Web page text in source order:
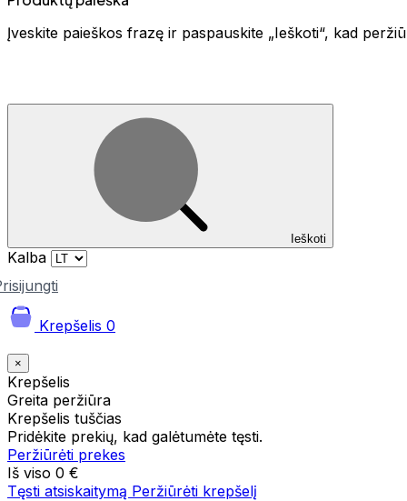
Įveskite paieškos frazę ir paspauskite „Ieškoti“, kad
Ieškoti
Kalba
Krepšelis 0
×
Krepšelis
Greita peržiūra
Krepšelis tuščias
Pridėkite prekių, kad galėtumėte tęsti.
Peržiūrėti prekes
Iš viso 0 €
Tęsti atsiskaitymą Peržiūrėti krepšelį